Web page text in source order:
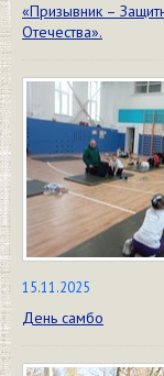
«Призывник –
Отечества».
15.11.2025
День самбо